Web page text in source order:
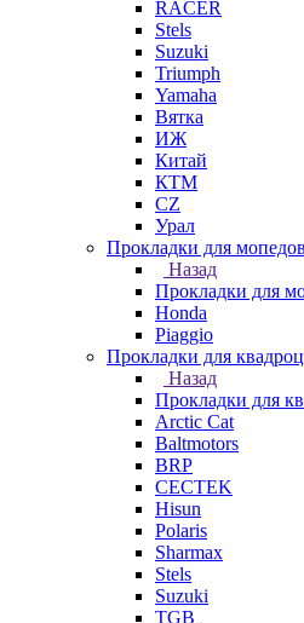
RACER
Stels
Suzuki
Triumph
Yamaha
Вятка
ИЖ
Китай
КТМ
СZ
Урал
Прокладки для мопедов
Назад
Прокладки для
Honda
Piaggio
Прокладки для
Назад
Прокладки для
Arctic Cat
Baltmotors
BRP
CECTEK
Hisun
Polaris
Sharmax
Stels
Suzuki
TGB